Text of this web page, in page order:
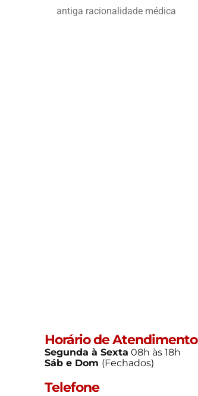
antiga racionalidade médica
Horário de Atendimento
Segunda à Sexta 08h às 18h
Sáb e Dom (Fechados)
Telefone